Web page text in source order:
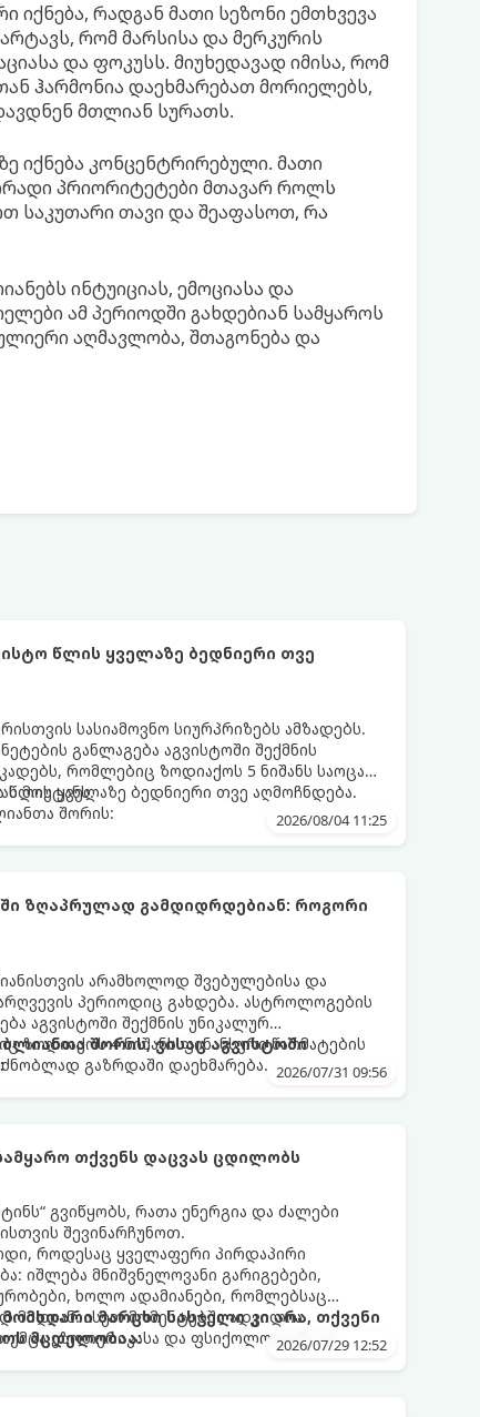
იქნება, რადგან მათი სეზონი ემთხვევა
რომ მარსისა და მერკურის
და ფოკუსს. მიუხედავად იმისა, რომ
ჰარმონია დაეხმარებათ მორიელებს,
მთლიან სურათს.
იქნება კონცენტრირებული. მათი
პრიორიტეტები მთავარ როლს
საკუთარი თავი და შეაფასოთ, რა
ინტუიციას, ემოციასა და
ამ პერიოდში გახდებიან სამყაროს
აღმავლობა, შთაგონება და
წლის ყველაზე ბედნიერი თვე
სასიამოვნო სიურპრიზებს ამზადებს.
განლაგება აგვისტოში შექმნის
რომლებიც ზოდიაქოს 5 ნიშანს საოცარ
მოუტანს.
ყველაზე ბედნიერი თვე აღმოჩნდება.
შორის:
2026/08/04 11:25
ზღაპრულად გამდიდრდებიან: როგორი
არამხოლოდ შვებულებისა და
პერიოდიც გახდება. ასტროლოგების
აგვისტოში შექმნის უნიკალურ
ზოდიაქოს 4 ნიშანს ფინანსური წარმატების
გაზრდაში დაეხმარება.
შორის, ვისაც აგვისტოში
2026/07/31 09:56
თქვენს დაცვას ცდილობს
გვიწყობს, რათა ენერგია და ძალები
შევინარჩუნოთ.
როდესაც ყველაფერი პირდაპირი
იშლება მნიშვნელოვანი გარიგებები,
ხოლო ადამიანები, რომლებსაც
ასეთ მომენტებში ადვილია
ეზოთერიკასა და ფსიქოლოგიაში ეს
მომხდარი მარცხი სასჯელი კი არა, თქვენი
მცდელობაა:
2026/07/29 12:52